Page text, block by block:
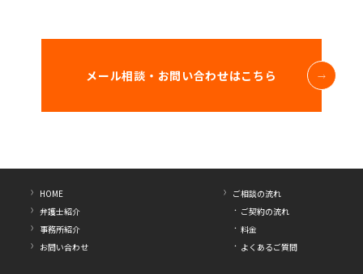
メール相談・お問い合わせはこちら
HOME
弁護士紹介
事務所紹介
お問い合わせ
ご相談の流れ
ご契約の流れ
料金
よくあるご質問